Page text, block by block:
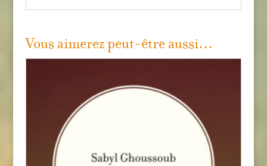
Vous aimerez peut-être aussi…